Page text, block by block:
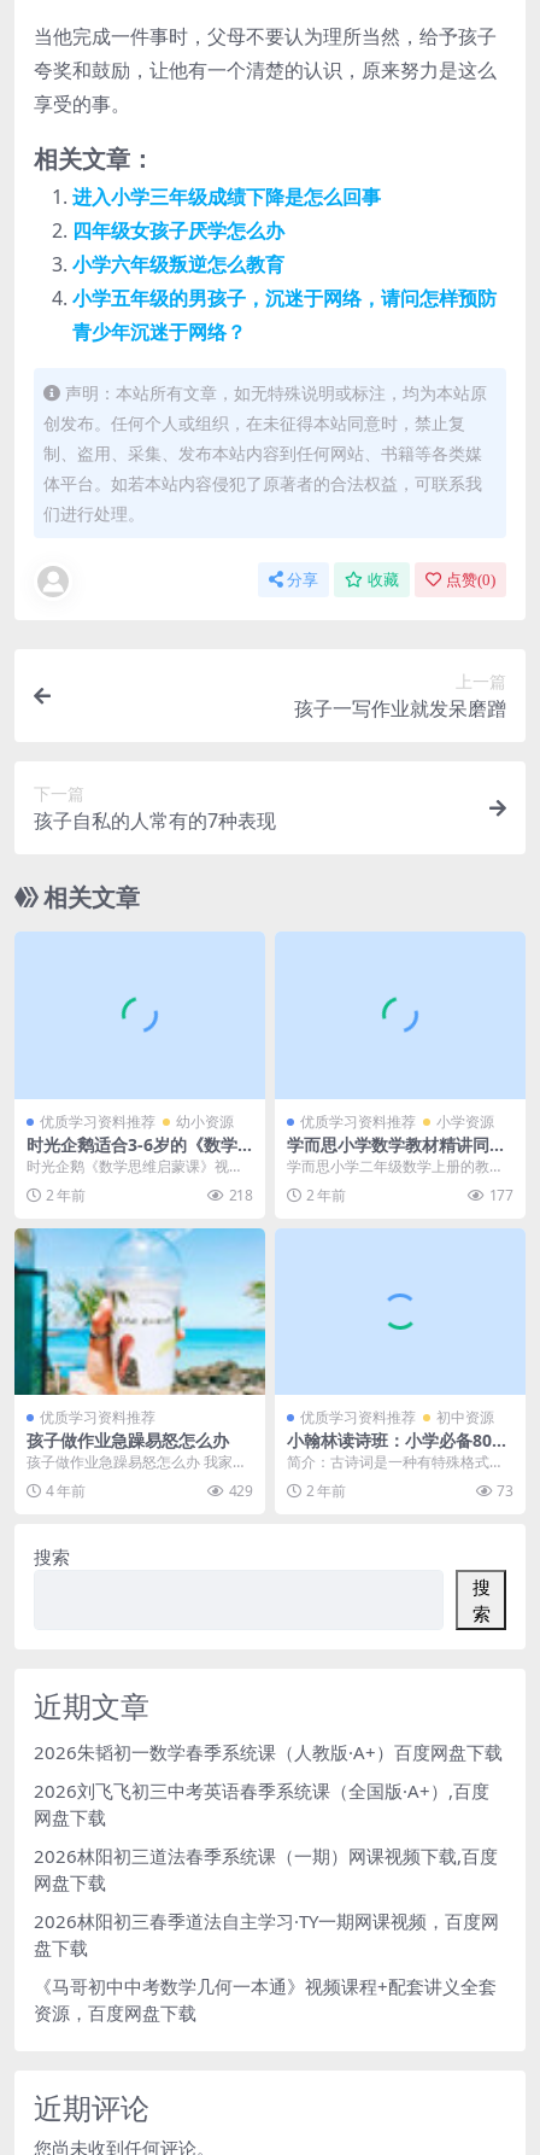
当他完成一件事时，父母不要认为理所当然，给予孩子
夸奖和鼓励，让他有一个清楚的认识，原来努力是这么
享受的事。
相关文章：
进入小学三年级成绩下降是怎么回事
四年级女孩子厌学怎么办
小学六年级叛逆怎么教育
小学五年级的男孩子，沉迷于网络，请问怎样预防
青少年沉迷于网络？
声明：本站所有文章，如无特殊说明或标注，均为本站原
创发布。任何个人或组织，在未征得本站同意时，禁止复
制、盗用、采集、发布本站内容到任何网站、书籍等各类媒
体平台。如若本站内容侵犯了原著者的合法权益，可联系我
们进行处理。
分享 收藏 点赞(0)
上一篇
孩子一写作业就发呆磨蹭
下一篇
孩子自私的人常有的7种表现
相关文章
优质学习资料推荐 幼小资源
时光企鹅适合3-6岁的《数学
思维启蒙课》视频课程全46集
游戏！
时光企鹅《数学思维启蒙课》视频
课程全46集下载 AVI格式国语高清
适合3-6岁...
2 年前 218
优质学习资料推荐 小学资源
学而思小学数学教材精讲同步
课程：人教版二年级上册数学
频，百度网盘下载
学而思小学二年级数学上册的教材
精讲课程视频下载，欢迎孩子们在
课后重新来学习一遍，...
2 年前 177
优质学习资料推荐
孩子做作业急躁易怒怎么办
孩子做作业急躁易怒怎么办 我家孩
子每次做作业都能给我气的半死，
没有一次让我省心的...
4 年前 429
优质学习资料推荐 初中资源
小翰林读诗班：小学必备80首
古诗词 MP4课程视频+讲义，
大语文古诗词知识学习课程，
百度网盘下载
简介：古诗词是一种有特殊格式及
韵律的文体，它以古体诗、近体诗
为代表。按音律分，可...
2 年前 73
搜索
搜
索
近期文章
2026朱韬初一数学春季系统课（人教版·A+）百度网盘下载
2026刘飞飞初三中考英语春季系统课（全国版·A+）,百度
网盘下载
2026林阳初三道法春季系统课（一期）网课视频下载,百度
网盘下载
2026林阳初三春季道法自主学习·TY一期网课视频，百度网
盘下载
《马哥初中中考数学几何一本通》视频课程+配套讲义全套
资源，百度网盘下载
近期评论
您尚未收到任何评论。